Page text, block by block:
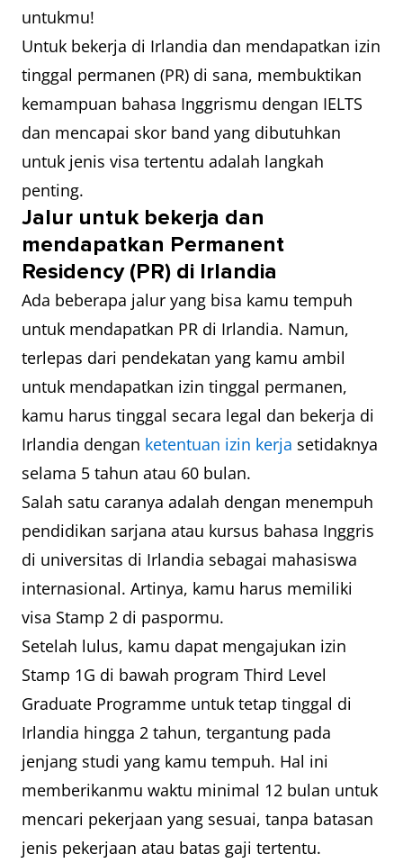
untukmu!
Untuk bekerja di Irlandia dan mendapatkan izin
tinggal permanen (PR) di sana, membuktikan
kemampuan bahasa Inggrismu dengan IELTS
dan mencapai skor band yang dibutuhkan
untuk jenis visa tertentu adalah langkah
penting.
Jalur untuk bekerja dan
mendapatkan Permanent
Residency (PR) di Irlandia
Ada beberapa jalur yang bisa kamu tempuh
untuk mendapatkan PR di Irlandia. Namun,
terlepas dari pendekatan yang kamu ambil
untuk mendapatkan izin tinggal permanen,
kamu harus tinggal secara legal dan bekerja di
Irlandia dengan ketentuan izin kerja setidaknya
selama 5 tahun atau 60 bulan.
Salah satu caranya adalah dengan menempuh
pendidikan sarjana atau kursus bahasa Inggris
di universitas di Irlandia sebagai mahasiswa
internasional. Artinya, kamu harus memiliki
visa Stamp 2 di paspormu.
Setelah lulus, kamu dapat mengajukan izin
Stamp 1G di bawah program Third Level
Graduate Programme untuk tetap tinggal di
Irlandia hingga 2 tahun, tergantung pada
jenjang studi yang kamu tempuh. Hal ini
memberikanmu waktu minimal 12 bulan untuk
mencari pekerjaan yang sesuai, tanpa batasan
jenis pekerjaan atau batas gaji tertentu.